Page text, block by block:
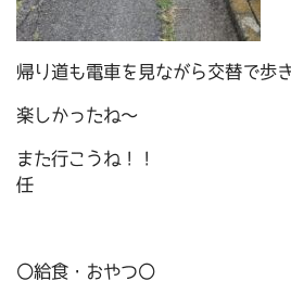
帰り道も電車を見ながら交替で歩
楽しかったね～
また行こうね
任
〇給食・おやつ〇